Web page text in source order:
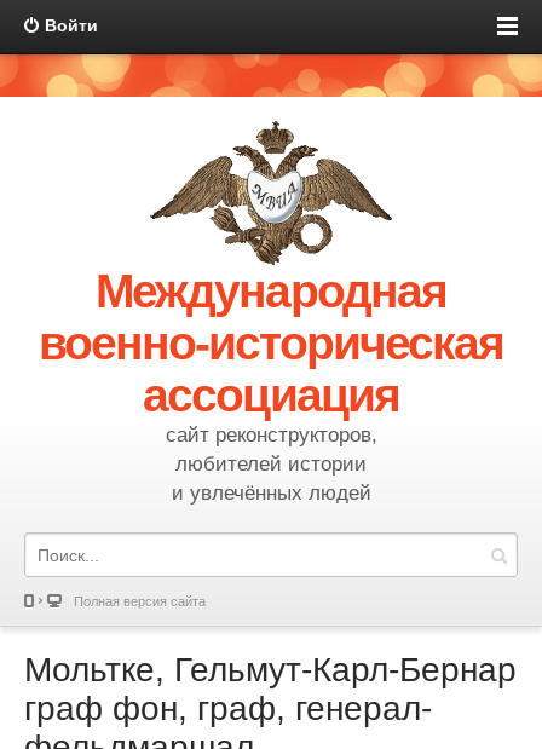
Войти
Международная
военно-историческая
ассоциация
сайт реконструкторов,
любителей истории
и увлечённых людей
Полная версия сайта
Мольтке, Гельмут-Карл-Бернар
граф фон, граф, генерал-